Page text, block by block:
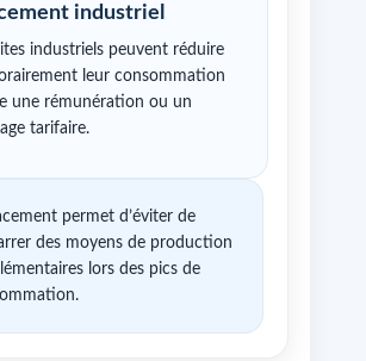
industriel
industriels peuvent réduire
leur consommation
une rémunération ou un
tarifaire.
permet d’éviter de
des moyens de production
lors des pics de